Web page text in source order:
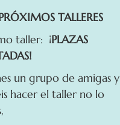
TALLERES
taller: ¡PLAZAS
un grupo de amigas y
hacer el taller no lo